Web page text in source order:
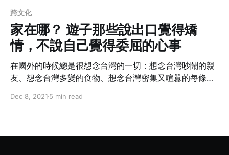
跨文化
家在哪？ 遊子那些說出口覺得矯
情，不說自己覺得委屈的心事
在國外的時候總是很想念台灣的一切：想念台灣吵鬧的親
友、想念台灣多變的食物、想念台灣密集又喧囂的每條小
要見哪些人、吃哪些食物。但是，每次到了搭飛機前夕，
Dec 8, 2021 5 min read